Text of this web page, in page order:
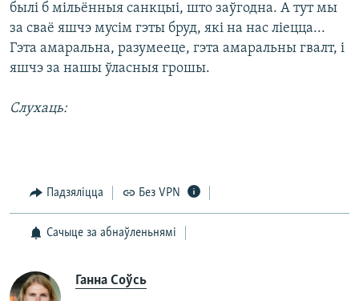
былі б мільённыя санкцыі, што заўгодна. А тут мы
за сваё яшчэ мусім гэты бруд, які на нас ліецца...
Гэта амаральна, разумееце, гэта амаральны гвалт, і
яшчэ за нашы ўласныя грошы.
Слухаць:
Падзяліцца Без VPN
Сачыце за абнаўленьнямі
Ганна Соўсь